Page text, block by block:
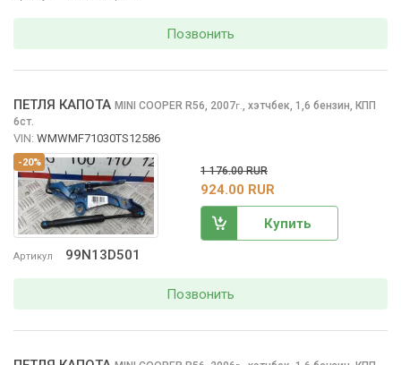
Позвонить
-20%
Артикул 99N13D501
ПЕТЛЯ КАПОТА MINI COOPER R56, 2007г. хэтчбек, 1,6 бензин, КПП
6ст.
VIN: WMWMF71030TS12586
1 176.00 RUR
924.00 RUR
Купить
Позвонить